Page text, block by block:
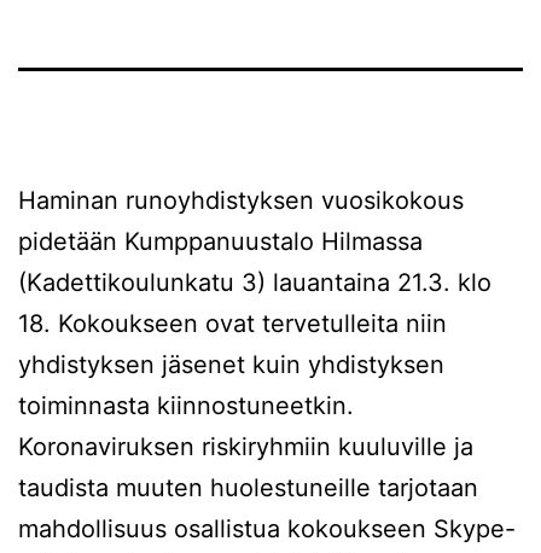
Haminan runoyhdistyksen vuosikokous
pidetään Kumppanuustalo Hilmassa
(Kadettikoulunkatu 3) lauantaina 21.3. klo
18. Kokoukseen ovat tervetulleita niin
yhdistyksen jäsenet kuin yhdistyksen
toiminnasta kiinnostuneetkin.
Koronaviruksen riskiryhmiin kuuluville ja
taudista muuten huolestuneille tarjotaan
mahdollisuus osallistua kokoukseen Skype-